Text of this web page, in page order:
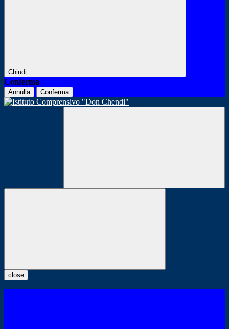
Chiudi
Conferma
Annulla Conferma
close